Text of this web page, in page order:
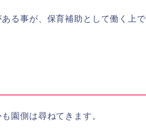
る事が、保育補助として働く上で
園側は尋ねてきます。